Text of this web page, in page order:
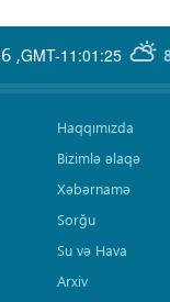
GMT-11:01:25
,
Haqqımızda
Bizimlə əlaqə
Xəbərnamə
Sorğu
Su və Hava
Arxiv